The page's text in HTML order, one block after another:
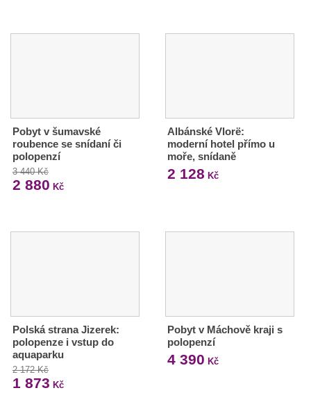
Pobyt v šumavské
roubence se snídaní či
polopenzí
3 440 Kč
2 880 Kč
Albánské Vlorë:
moderní hotel přímo u
moře, snídaně
2 128 Kč
Polská strana Jizerek:
polopenze i vstup do
aquaparku
2 172 Kč
1 873 Kč
Pobyt v Máchově kraji s
polopenzí
4 390 Kč